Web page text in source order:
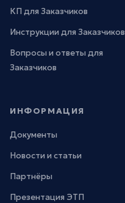
КП для Заказчиков
Инструкции для Заказчиков
Вопросы и ответы для
Заказчиков
ИНФОРМАЦИЯ
Документы
Новости и статьи
Партнёры
Презентация ЭТП